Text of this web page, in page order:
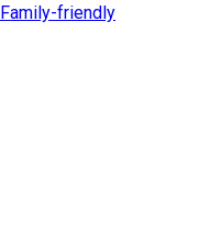
Family-friendly